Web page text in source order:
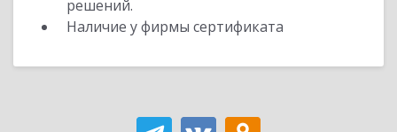
решений.
Наличие у фирмы сертификата